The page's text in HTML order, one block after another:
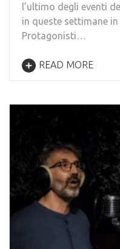
l’ultimo degli eventi
in queste settimane in
Protagonisti…
READ MORE